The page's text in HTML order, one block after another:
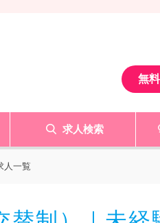
無
求人検索
人一覧